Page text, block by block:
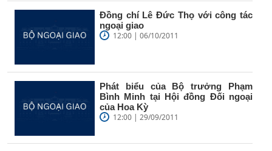
Đồng chí Lê Đức Thọ với công tác
ngoại giao
12:00 | 06/10/2011
Phát biểu của Bộ trưởng Phạm
Bình Minh tại Hội đồng Đối ngoại
của Hoa Kỳ
12:00 | 29/09/2011